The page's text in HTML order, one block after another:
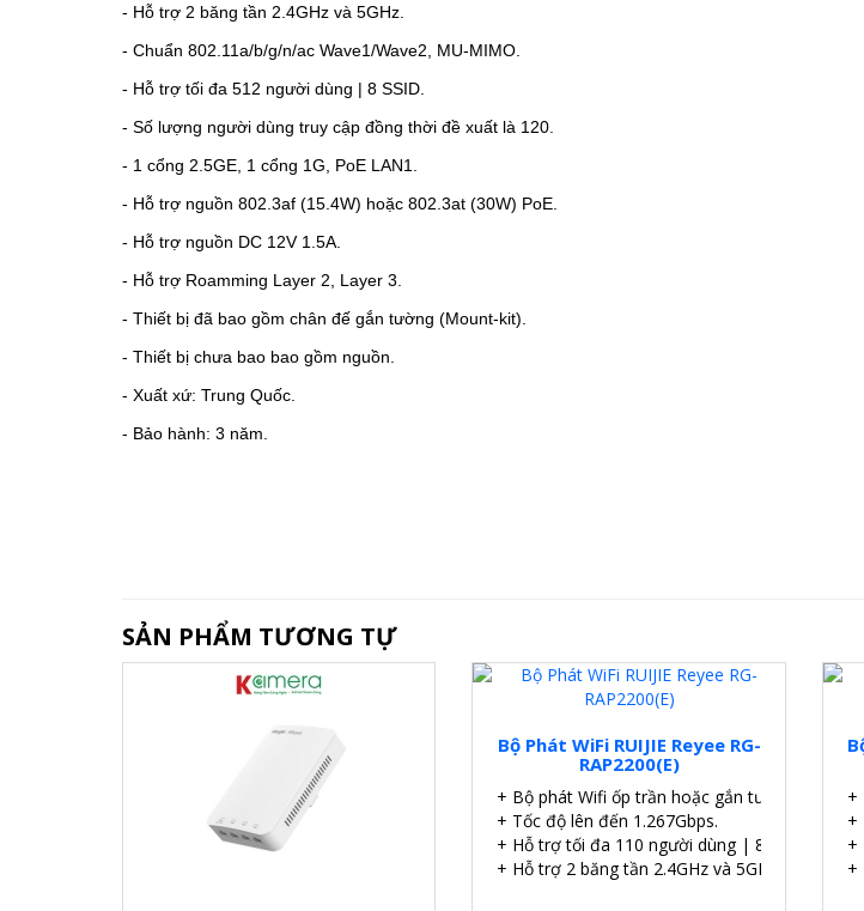
- Hỗ trợ 2 băng tần 2.4GHz và 5GHz.
- Chuẩn 802.11a/b/g/n/ac Wave1/Wave2, MU-MIMO.
- Hỗ trợ tối đa 512 người dùng | 8 SSID.
- Số lượng người dùng truy cập đồng thời đề xuất là 120.
- 1 cổng 2.5GE, 1 cổng 1G, PoE LAN1.
- Hỗ trợ nguồn 802.3af (15.4W) hoặc 802.3at (30W) PoE.
- Hỗ trợ nguồn DC 12V 1.5A.
- Hỗ trợ Roamming Layer 2, Layer 3.
- Thiết bị đã bao gồm chân đế gắn tường (Mount-kit).
- Thiết bị chưa bao bao gồm nguồn.
- Xuất xứ: Trung Quốc.
- Bảo hành: 3 năm.
SẢN PHẨM TƯƠNG TỰ
Bộ Phát WiFi RUIJIE Reyee RG-
RAP2200(E)
+ Bộ phát Wifi ốp trần hoặc gắn tường.
+ Tốc độ lên đến 1.267Gbps.
+ Hỗ trợ tối đa 110 người dùng | 8 SSID.
+ Hỗ trợ 2 băng tần 2.4GHz và 5GHz.
+
+
+
+